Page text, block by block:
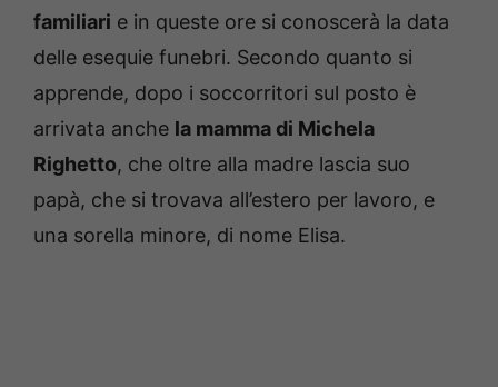
familiari e in queste ore si conoscerà la data
delle esequie funebri. Secondo quanto si
apprende, dopo i soccorritori sul posto è
arrivata anche la mamma di Michela
Righetto, che oltre alla madre lascia suo
papà, che si trovava all’estero per lavoro, e
una sorella minore, di nome Elisa.